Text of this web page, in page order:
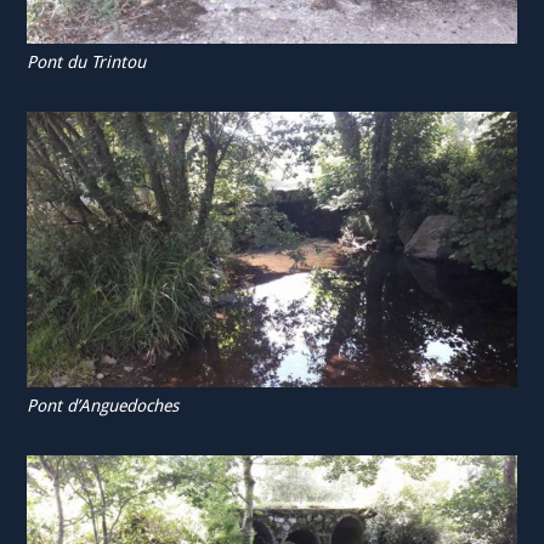
Pont du Trintou
Pont d’Anguedoches